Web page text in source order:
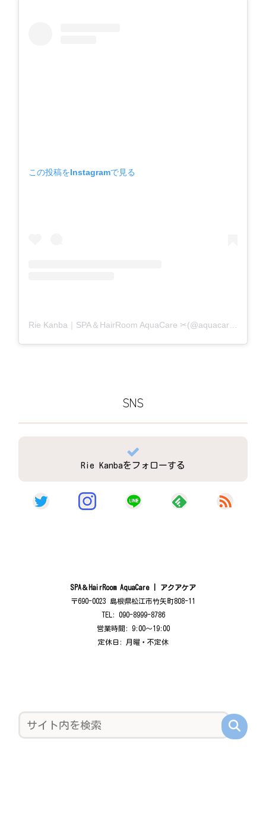
この投稿をInstagramで見る
SNS
Rie Kanbaをフォローする
SPA＆HairRoom AquaCare | アクアケア
〒690-0023 島根県松江市竹矢町808-11
TEL: 090-8999-8786
営業時間: 9:00〜19:00
定休日: 月曜・不定休